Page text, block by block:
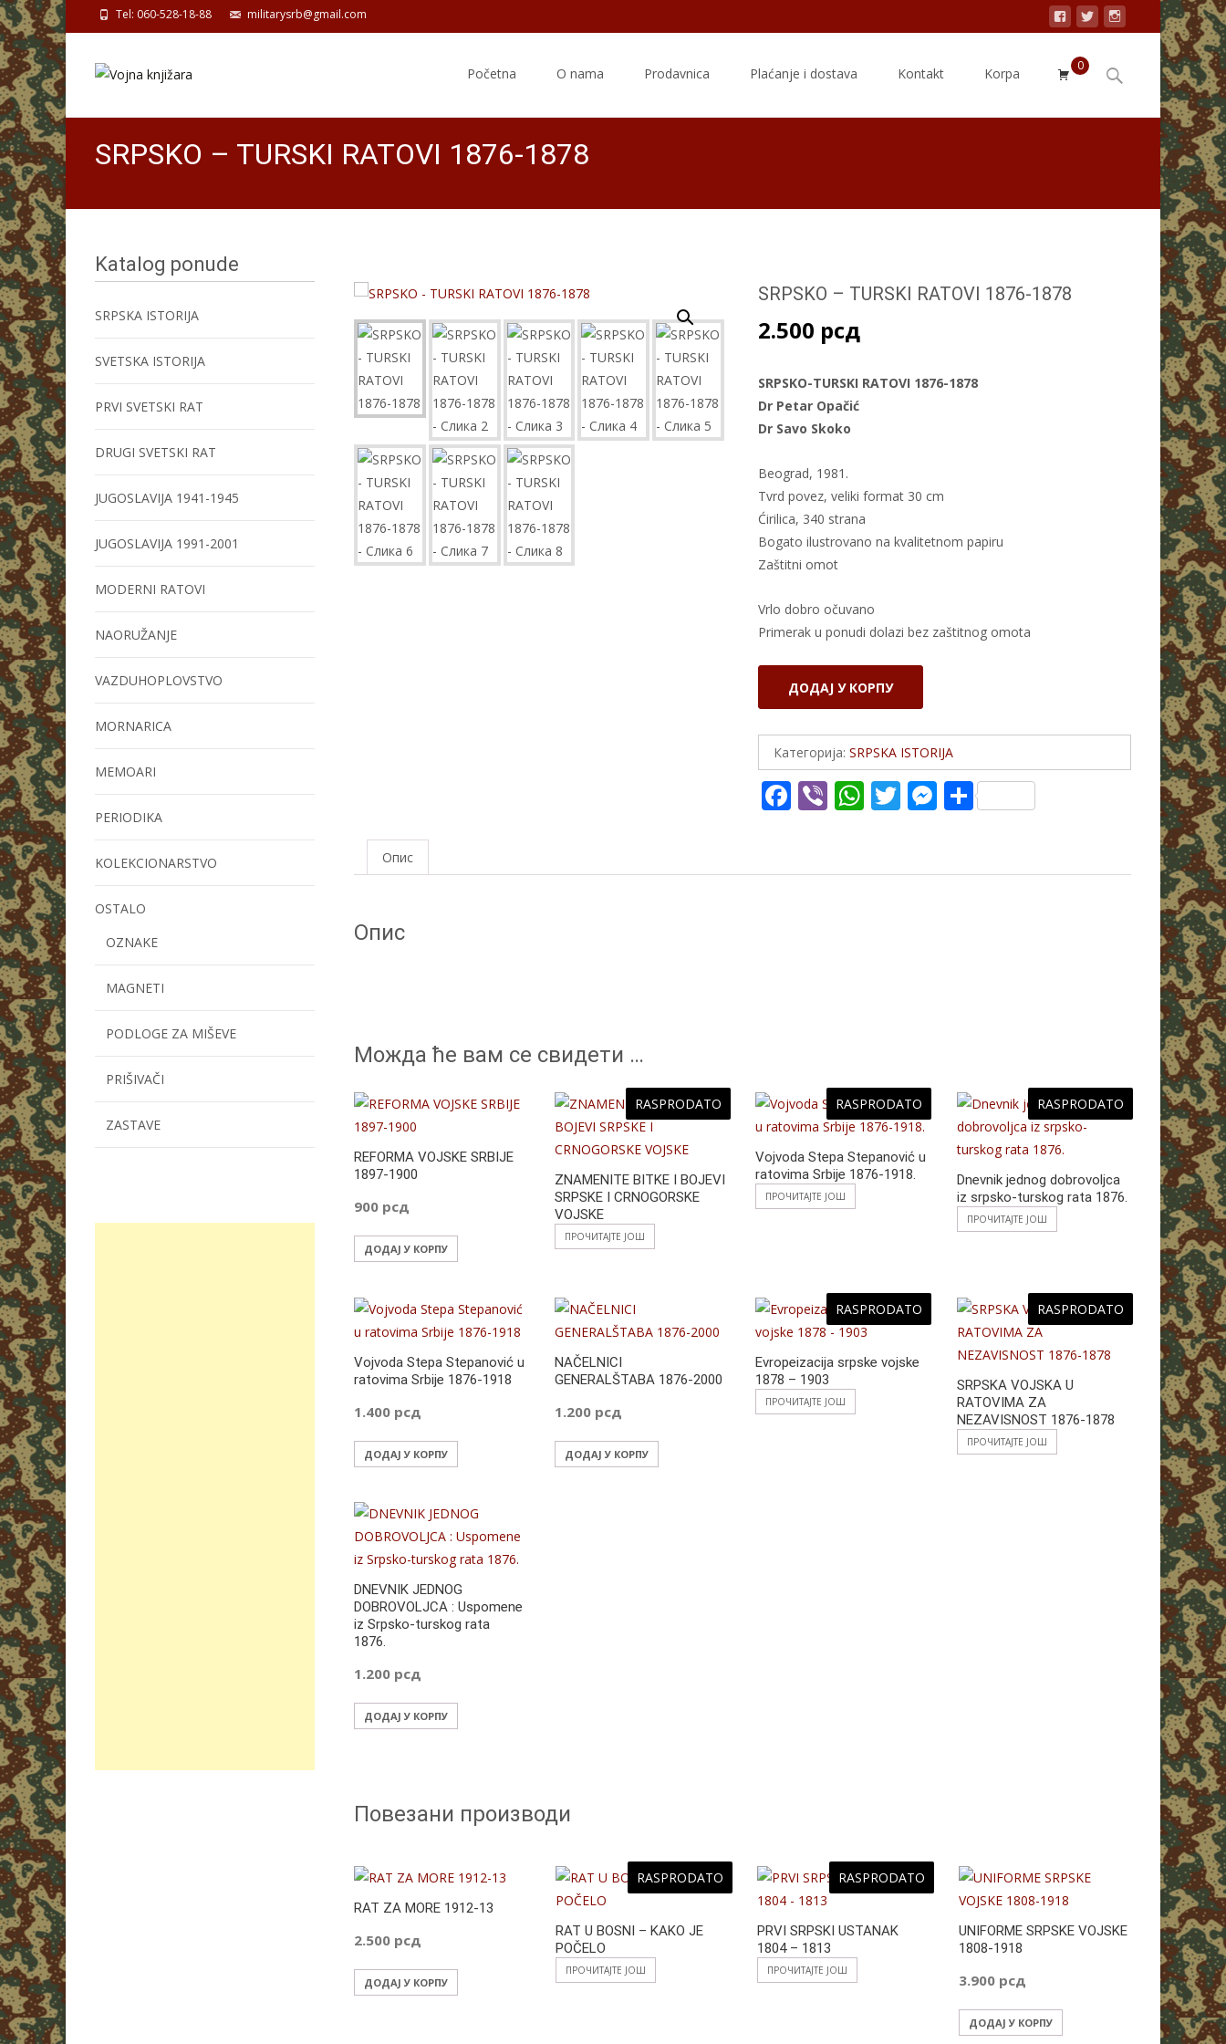
Tel: 060-528-18-88 militarysrb@gmail.com
Početna O nama Prodavnica Plaćanje i dostava Kontakt Korpa 0
Search
SRPSKO – TURSKI RATOVI 1876-1878
SRPSKO – TURSKI RATOVI 1876-1878
2.500 рсд
SRPSKO-TURSKI RATOVI 1876-1878
Dr Petar Opačić
Dr Savo Skoko
Beograd, 1981.
Tvrd povez, veliki format 30 cm
Ćirilica, 340 strana
Bogato ilustrovano na kvalitetnom papiru
Zaštitni omot
Vrlo dobro očuvano
Primerak u ponudi dolazi bez zaštitnog omota
RATOVI
1876-
1878
количина
ДОДАЈ У КОРПУ
Категорија:SRPSKA ISTORIJA
F
b
Vi W
s
T
er
M
e
S
e
Опис
Опис
Можда ће вам се свидети …
REFORMA VOJSKE SRBIJE
1897-1900
900 рсд
ДОДАЈ У КОРПУ
RASPRODATO
ZNAMENITE BITKE I BOJEVI
SRPSKE I CRNOGORSKE
VOJSKE
ПРОЧИТАЈТЕ ЈОШ
RASPRODATO
Vojvoda Stepa Stepanović u
ratovima Srbije 1876-1918.
ПРОЧИТАЈТЕ ЈОШ
RASPRODATO
Dnevnik jednog dobrovoljca
iz srpsko-turskog rata 1876.
ПРОЧИТАЈТЕ ЈОШ
Vojvoda Stepa Stepanović u
ratovima Srbije 1876-1918
1.400 рсд
ДОДАЈ У КОРПУ
NAČELNICI
GENERALŠTABA 1876-2000
1.200 рсд
ДОДАЈ У КОРПУ
RASPRODATO
Evropeizacija srpske vojske
1878 – 1903
ПРОЧИТАЈТЕ ЈОШ
RASPRODATO
SRPSKA VOJSKA U
RATOVIMA ZA
NEZAVISNOST 1876-1878
ПРОЧИТАЈТЕ ЈОШ
DNEVNIK JEDNOG
DOBROVOLJCA : Uspomene
iz Srpsko-turskog rata
1876.
1.200 рсд
ДОДАЈ У КОРПУ
Повезани производи
RAT ZA MORE 1912-13
2.500 рсд
ДОДАЈ У КОРПУ
RASPRODATO
RAT U BOSNI – KAKO JE
POČELO
ПРОЧИТАЈТЕ ЈОШ
RASPRODATO
PRVI SRPSKI USTANAK
1804 – 1813
ПРОЧИТАЈТЕ ЈОШ
UNIFORME SRPSKE VOJSKE
1808-1918
3.900 рсд
ДОДАЈ У КОРПУ
SRBI NA
1.200
ДОДАЈ У
Katalog ponude
SRPSKA ISTORIJA
SVETSKA ISTORIJA
PRVI SVETSKI RAT
DRUGI SVETSKI RAT
JUGOSLAVIJA 1941-1945
JUGOSLAVIJA 1991-2001
MODERNI RATOVI
NAORUŽANJE
VAZDUHOPLOVSTVO
MORNARICA
MEMOARI
PERIODIKA
KOLEKCIONARSTVO
OSTALO
OZNAKE
MAGNETI
PODLOGE ZA MIŠEVE
PRIŠIVAČI
ZASTAVE